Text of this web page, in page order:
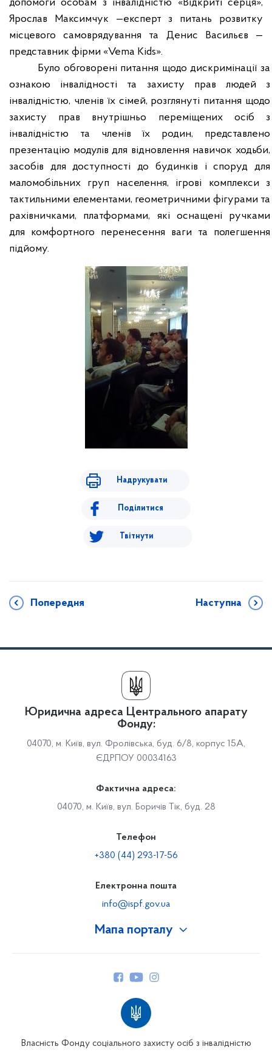
допомоги особам з інвалідністю «Відкриті серця»,
Ярослав Максимчук —експерт з питань розвитку
місцевого самоврядування та Денис Васильєв —
представник фірми «Vema Kids».
Було обговорені питання щодо дискримінації за
ознакою інвалідності та захисту прав людей з
інвалідністю, членів їх сімей, розглянуті питання щодо
захисту прав внутрішньо переміщених осіб з
інвалідністю та членів їх родин, представлено
презентацію модулів для відновлення навичок ходьби,
засобів для доступності до будинків і споруд для
маломобільних груп населення, ігрові комплекси з
тактильними елементами, геометричними фігурами та
рахівничками, платформами, які оснащені ручками
для комфортного перенесення ваги та полегшення
підйому.
Надрукувати
Поділитися
Твітнути
Попередня Наступна
Мапа порталу
Юридична адреса Центрального апарату
Фонду:
04070, м. Київ, вул. Фролівська, буд. 6/8, корпус 15А,
ЄДРПОУ 00034163
Фактична адреса:
04070, м. Київ, вул. Боричів Тік, буд. 28
Телефон
+380 (44) 293-17-56
Електронна пошта
info@ispf.gov.ua
Власність Фонду соціального захисту осіб з інвалідністю